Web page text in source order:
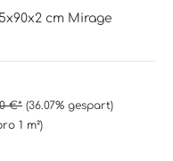
cm Mirage
€* (36.07% gespart)
1 m²)